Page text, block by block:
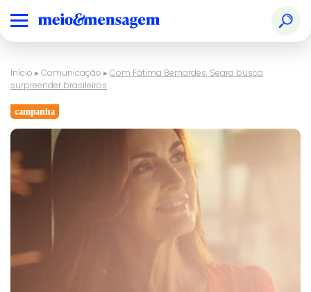
Início ▸Comunicação ▸Com Fátima Bernardes, Seara busca
surpreender brasileiros
campanha